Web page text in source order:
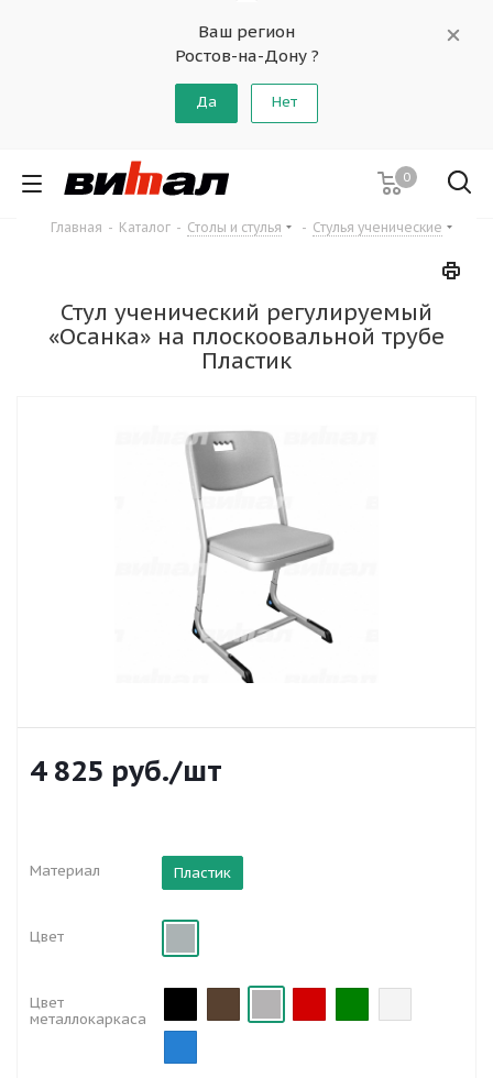
Ваш регион
Ростов-на-Дону ?
Да Нет
0
Главная - Каталог - Столы и стулья - Стулья ученические
Стул ученический регулируемый
«Осанка» на плоскоовальной трубе
Пластик
4 825 руб./шт
Материал Пластик
Цвет
Цвет
металлокаркаса